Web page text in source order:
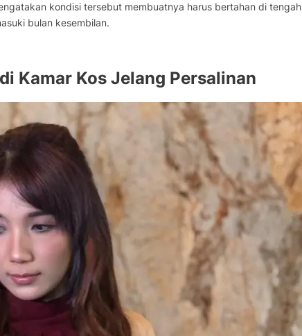
kondisi tersebut membuatnya harus bertahan di tengah
bulan kesembilan.
Kamar Kos Jelang Persalinan